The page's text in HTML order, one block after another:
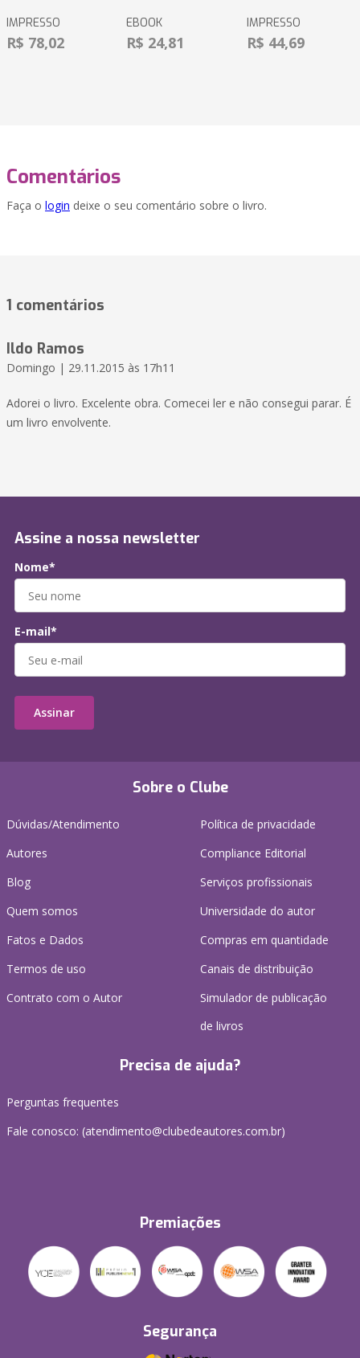
IMPRESSO
R$ 78,02
EBOOK
R$ 24,81
IMPRESSO
R$ 44,69
Comentários
Faça o login deixe o seu comentário sobre o livro.
1 comentários
Ildo Ramos
Domingo | 29.11.2015 às 17h11
Adorei o livro. Excelente obra. Comecei ler e não consegui parar. É
um livro envolvente.
Sobre o Clube
Dúvidas/Atendimento
Autores
Blog
Quem somos
Fatos e Dados
Termos de uso
Contrato com o Autor
Política de privacidade
Compliance Editorial
Serviços profissionais
Universidade do autor
Compras em quantidade
Canais de distribuição
Simulador de publicação
de livros
Precisa de ajuda?
Perguntas frequentes
Fale conosco: (atendimento@clubedeautores.com.br)
Premiações
Segurança
Assine a nossa newsletter
Nome*
E-mail*
Assinar